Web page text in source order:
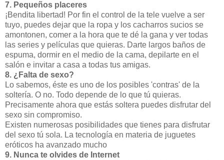
7. Pequeños placeres
¡Bendita libertad! Por fin el control de la tele vuelve a ser
tuyo, puedes dejar que la ropa y los cacharros sucios se
amontonen, comer a la hora que te dé la gana y ver todas
las series y películas que quieras. Darte largos baños de
espuma, dormir en el medio de la cama, depilarte en el
salón e invitar a casa a todas tus amigas.
8. ¿Falta de sexo?
Lo sabemos, éste es uno de los posibles 'contras' de la
soltería. O no. Todo depende de lo que tú quieras.
Precisamente ahora que estás soltera puedes disfrutar del
sexo sin compromiso.
Existen numerosas posibilidades que tienes para disfrutar
del sexo tú sola. La tecnología en materia de juguetes
eróticos ha avanzado mucho
9. Nunca te olvides de Internet